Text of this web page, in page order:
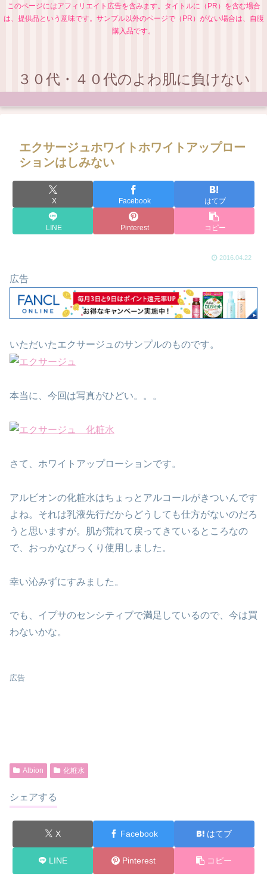
このページにはアフィリエイト広告を含みます。タイトルに（PR）を含む場合
は、提供品という意味です。サンプル以外のページで（PR）がない場合は、自腹
購入品です。
３０代・４０代のよわ肌に負けない
エクサージュホワイトホワイトアップロー
ションはしみない
X Facebook はてブ
LINE Pinterest コピー
2016.04.22
広告
いただいたエクサージュのサンプルのものです。
本当に、今回は写真がひどい。。。
さて、ホワイトアップローションです。
アルビオンの化粧水はちょっとアルコールがきついんです
よね。それは乳液先行だからどうしても仕方がないのだろ
うと思いますが。肌が荒れて戻ってきているところなの
で、おっかなびっくり使用しました。
幸い沁みずにすみました。
でも、イプサのセンシティブで満足しているので、今は買
わないかな。
広告
Albion 化粧水
シェアする
X Facebook はてブ
LINE Pinterest コピー